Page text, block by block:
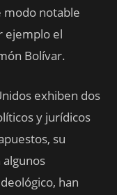
modo notable
ejemplo el
Bolívar.
exhiben dos
y jurídicos
su
han